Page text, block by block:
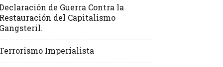
de Guerra Contra la
del Capitalismo
Imperialista